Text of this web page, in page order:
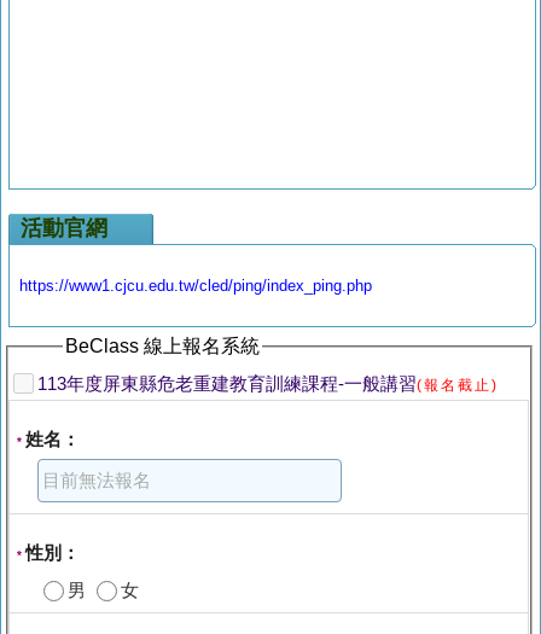
活動官網
https://www1.cjcu.edu.tw/cled/ping/index_ping.php
BeClass 線上報名系統
113年度屏東縣危老重建教育訓練課程-一般講習(報名截止)
* 姓名：
*性別：
男
女